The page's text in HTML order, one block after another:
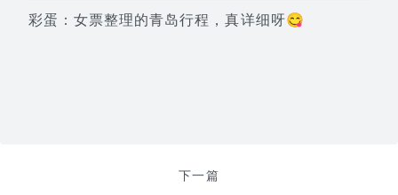
彩蛋：女票整理的青岛行程，真详细呀😋